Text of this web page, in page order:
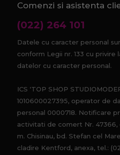
Comenzi si asistenta
(022) 264 101
Datele cu caracter personal
conform Legii nr. 133 cu privire
datelor cu caracter personal.
ICS 'TOP SHOP
1010600027395, operator de
personal 0000718. Notificare
activitati de comert Nr. 47366,
m. Chisinau, bd. Stefan cel
cladire Kentford, anexa, tel.: